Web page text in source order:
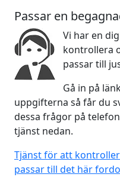
Passar en
Vi har en
kontrollera
passar till
Gå in på
uppgifterna så får du
dessa frågor på
tjänst nedan.
Tjänst för att
passar till det här